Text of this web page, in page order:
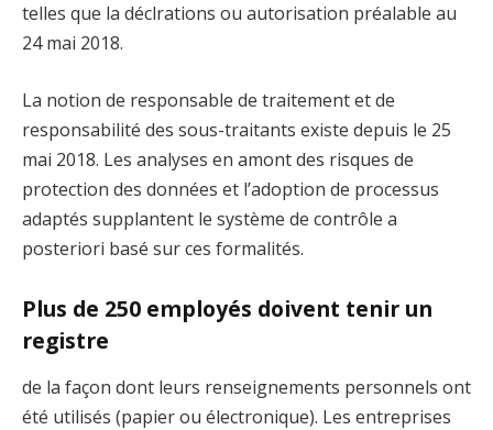
telles que la déclrations ou autorisation préalable au
24 mai 2018.
La notion de responsable de traitement et de
responsabilité des sous-traitants existe depuis le 25
mai 2018. Les analyses en amont des risques de
protection des données et l’adoption de processus
adaptés supplantent le système de contrôle a
posteriori basé sur ces formalités.
Plus de 250 employés doivent tenir un
registre
de la façon dont leurs renseignements personnels ont
été utilisés (papier ou électronique). Les entreprises